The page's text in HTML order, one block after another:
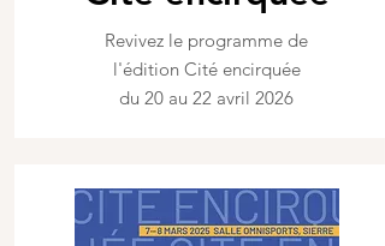
Revivez le programme de
l'édition Cité encirquée
du 20 au 22 avril 2026